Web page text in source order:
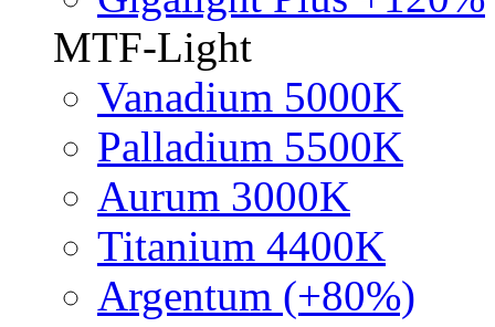
MTF-Light
Vanadium 5000K
Palladium 5500K
Aurum 3000K
Titanium 4400K
Argentum (+80%)